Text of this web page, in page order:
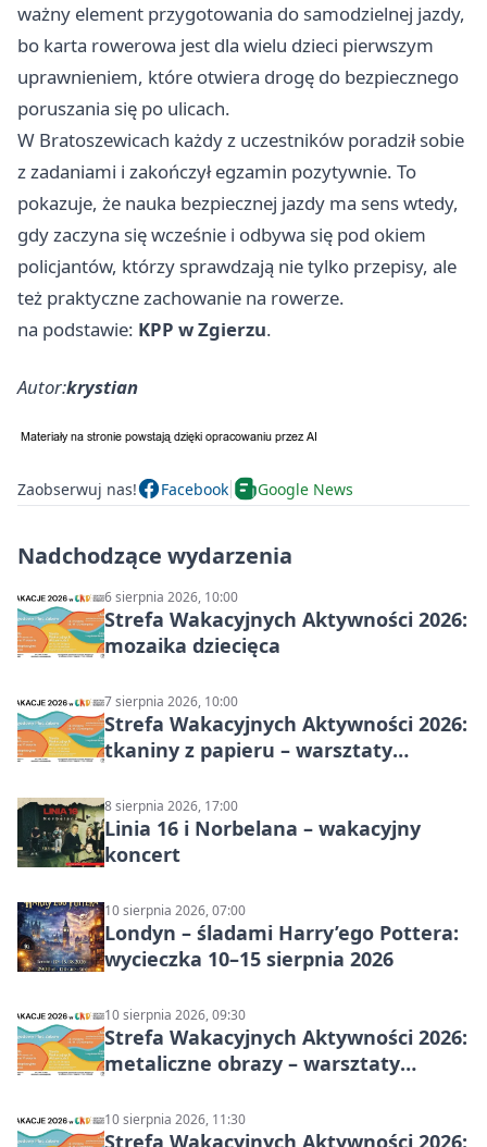
ważny element przygotowania do samodzielnej jazdy,
bo karta rowerowa jest dla wielu dzieci pierwszym
uprawnieniem, które otwiera drogę do bezpiecznego
poruszania się po ulicach.
W Bratoszewicach każdy z uczestników poradził sobie
z zadaniami i zakończył egzamin pozytywnie. To
pokazuje, że nauka bezpiecznej jazdy ma sens wtedy,
gdy zaczyna się wcześnie i odbywa się pod okiem
policjantów, którzy sprawdzają nie tylko przepisy, ale
też praktyczne zachowanie na rowerze.
na podstawie: KPP w Zgierzu.
Autor:krystian
Zaobserwuj nas! Facebook Google News
Nadchodzące wydarzenia
6 sierpnia 2026, 10:00
Strefa Wakacyjnych Aktywności 2026:
mozaika dziecięca
7 sierpnia 2026, 10:00
Strefa Wakacyjnych Aktywności 2026:
tkaniny z papieru – warsztaty
8 sierpnia 2026, 17:00
Linia 16 i Norbelana – wakacyjny
koncert
10 sierpnia 2026, 07:00
Londyn – śladami Harry’ego Pottera:
wycieczka 10–15 sierpnia 2026
10 sierpnia 2026, 09:30
Strefa Wakacyjnych Aktywności 2026:
metaliczne obrazy – warsztaty
10 sierpnia 2026, 11:30